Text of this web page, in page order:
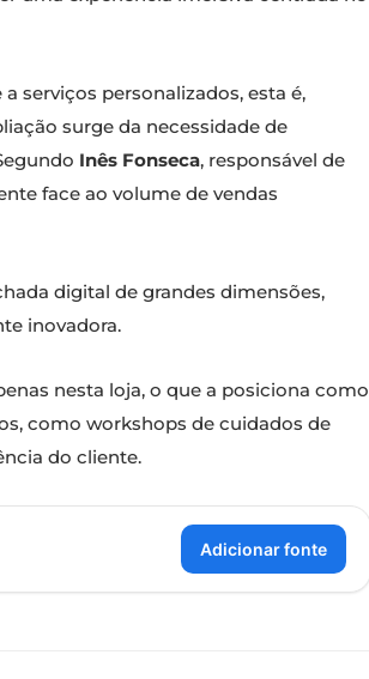
serviços personalizados, esta é,
surge da necessidade de
Inês Fonseca, responsável de
face ao volume de vendas
digital de grandes dimensões,
inovadora.
nesta loja, o que a posiciona como
como workshops de cuidados de
do cliente.
Adicionar fonte